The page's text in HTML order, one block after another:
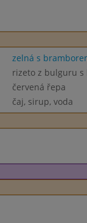
zelná s
rizeto z bulguru s
červená řepa
čaj, sirup, voda